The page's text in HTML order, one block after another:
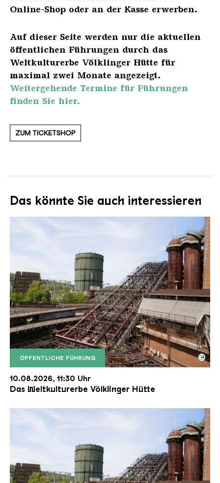
Online-Shop oder an der Kasse erwerben.
Auf dieser Seite werden nur die aktuellen
öffentlichen Führungen durch das
Weltkulturerbe Völklinger Hütte für
maximal zwei Monate angezeigt.
Weitergehende Termine für Führungen
finden Sie hier.
ZUM TICKETSHOP
Das könnte Sie auch interessieren
ÖFFENTLICHE FÜHRUNG
Der Erzschrägaufzug der Völklinger Hütte mit
Copyright: Weltkulturerbe Völklinger Hütte | Karl
©
10.08.2026, 11:30 Uhr
Das Weltkulturerbe Völklinger Hütte